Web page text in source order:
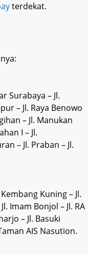
terdekat.
Surabaya – Jl.
– Jl. Raya Benowo
– Jl. Manukan
I – Jl.
– Jl. Praban – Jl.
Kuning – Jl.
Imam Bonjol – Jl. RA
– Jl. Basuki
AIS Nasution.